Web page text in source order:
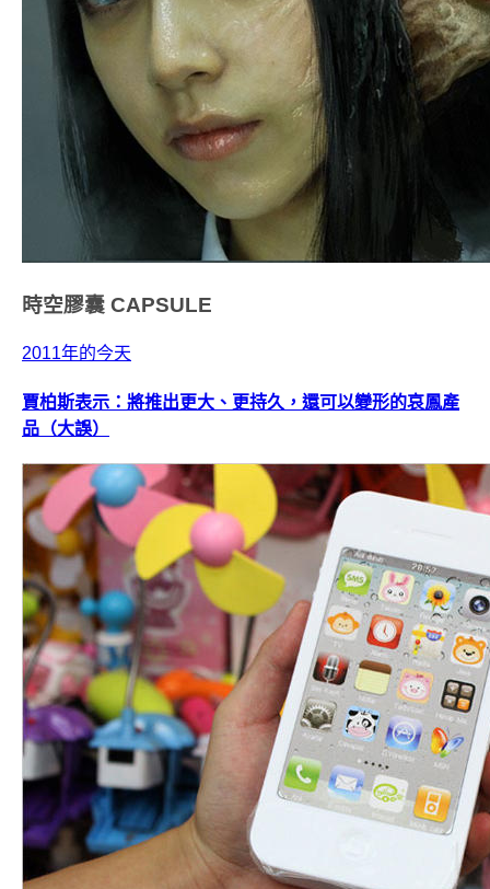
時空膠囊 CAPSULE
2011年的今天
賈柏斯表示：將推出更大、更持久，還可以變形的哀鳳產
品（大誤）